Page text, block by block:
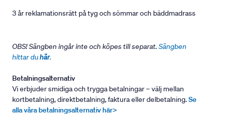
3 år reklamationsrätt på tyg och sömmar och bäddmadrass
OBS! Sängben ingår inte och köpes till separat. Sängben
hittar duhär.
Betalningsalternativ
Vi erbjuder smidiga och trygga betalningar – välj mellan
kortbetalning, direktbetalning, faktura eller delbetalning.Se
alla våra betalningsalternativ här>